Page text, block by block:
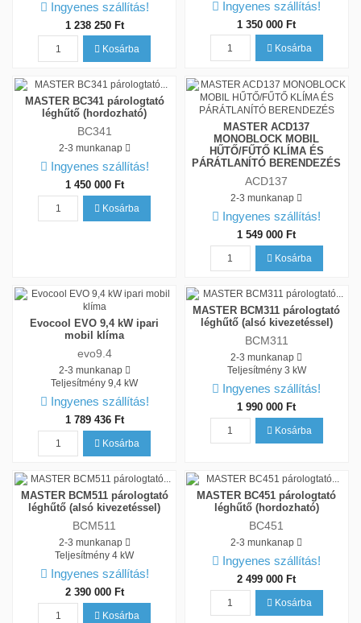
Ingyenes szállítás!
1 238 250 Ft
Kosárba
Ingyenes szállítás!
1 350 000 Ft
Kosárba
MASTER BC341 párologtató
léghűtő (hordozható)
BC341
2-3 munkanap
Ingyenes szállítás!
1 450 000 Ft
Kosárba
MASTER ACD137
MONOBLOCK MOBIL
HŰTŐ/FŰTŐ KLÍMA ÉS
PÁRÁTLANÍTÓ BERENDEZÉS
ACD137
2-3 munkanap
Ingyenes szállítás!
1 549 000 Ft
Kosárba
Evocool EVO 9,4 kW ipari
mobil klíma
evo9.4
2-3 munkanap
Teljesítmény9,4 kW
Ingyenes szállítás!
1 789 436 Ft
Kosárba
MASTER BCM311 párologtató
léghűtő (alsó kivezetéssel)
BCM311
2-3 munkanap
Teljesítmény 3 kW
Ingyenes szállítás!
1 990 000 Ft
Kosárba
MASTER BCM511 párologtató
léghűtő (alsó kivezetéssel)
BCM511
2-3 munkanap
Teljesítmény4 kW
Ingyenes szállítás!
2 390 000 Ft
Kosárba
MASTER BC451 párologtató
léghűtő (hordozható)
BC451
2-3 munkanap
Ingyenes szállítás!
2 499 000 Ft
Kosárba